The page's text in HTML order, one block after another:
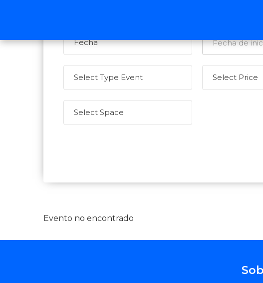
Evento no encontrado